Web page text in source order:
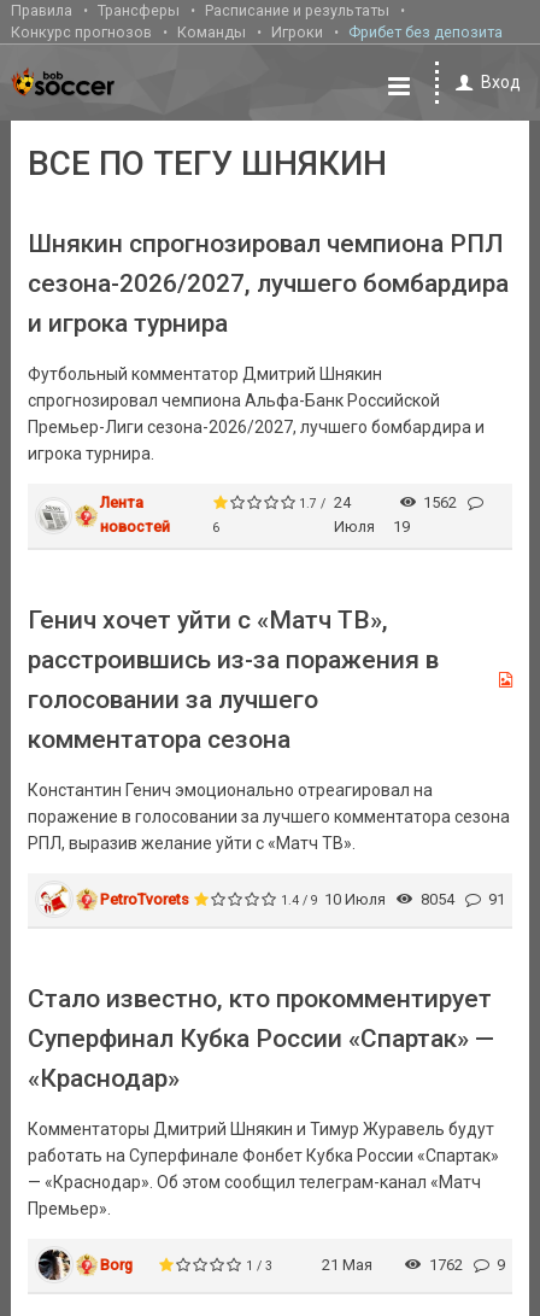
Правила Трансферы
Расписание и результаты
Конкурс прогнозов
Команды Игроки Фрибет без депозита
Вход
ВСЕ ПО ТЕГУ ШНЯКИН
Шнякин спрогнозировал чемпиона РПЛ
сезона-2026/2027, лучшего бомбардира
и игрока турнира
Футбольный комментатор Дмитрий Шнякин
спрогнозировал чемпиона Альфа-Банк Российской
Премьер-Лиги сезона-2026/2027, лучшего бомбардира и
игрока турнира.
Лента
новостей
1.7 /
6
24
Июля
1562
19
Генич хочет уйти с «Матч ТВ»,
расстроившись из-за поражения в
голосовании за лучшего
комментатора сезона
Константин Генич эмоционально отреагировал на
поражение в голосовании за лучшего комментатора сезона
РПЛ, выразив желание уйти с «Матч ТВ».
PetroTvorets 1.4 / 9 10 Июля 8054 91
Стало известно, кто прокомментирует
Суперфинал Кубка России «Спартак» —
«Краснодар»
Комментаторы Дмитрий Шнякин и Тимур Журавель будут
работать на Суперфинале Фонбет Кубка России «Спартак»
— «Краснодар». Об этом сообщил телеграм-канал «Матч
Премьер».
Borg 1 / 3 21 Мая 1762 9